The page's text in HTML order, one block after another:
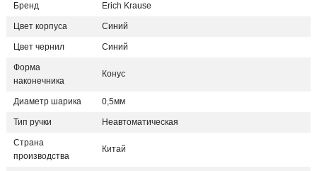
Бренд Erich Krause
Цвет корпуса Синий
Цвет чернил Синий
Форма
наконечника
Конус
Диаметр шарика 0,5мм
Тип ручки Неавтоматическая
Страна
производства
Китай